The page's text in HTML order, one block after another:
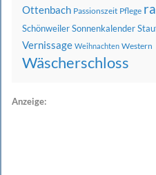
Ottenbach Passionszeit Pflege
SchönweilerSonnenkalender
Vernissage Weihnachten Western
Wäscherschloss
Anzeige: